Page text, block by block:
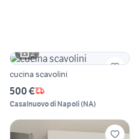
2
cucina scavolini
500 €
Casalnuovo di Napoli(NA)